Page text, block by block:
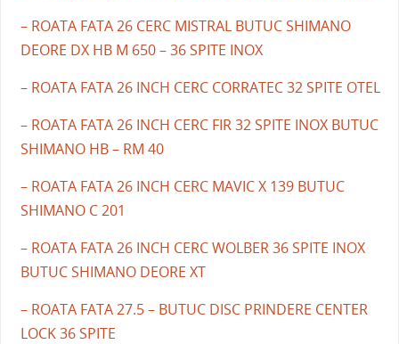
– ROATA FATA 26 CERC MISTRAL BUTUC SHIMANO
DEORE DX HB M 650 – 36 SPITE INOX
– ROATA FATA 26 INCH CERC CORRATEC 32 SPITE OTEL
– ROATA FATA 26 INCH CERC FIR 32 SPITE INOX BUTUC
SHIMANO HB – RM 40
– ROATA FATA 26 INCH CERC MAVIC X 139 BUTUC
SHIMANO C 201
– ROATA FATA 26 INCH CERC WOLBER 36 SPITE INOX
BUTUC SHIMANO DEORE XT
– ROATA FATA 27.5 – BUTUC DISC PRINDERE CENTER
LOCK 36 SPITE